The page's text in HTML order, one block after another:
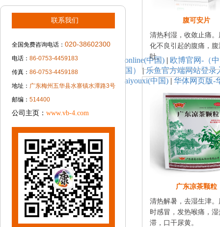
联系我们
全国免费咨询电话： 020-38602300
电话： 86-0753-4459183
传真： 86-0753-4459188
地址： 广东梅州五华县水寨镇水潭路3号
邮编： 514400
公司主页： www.vb-4.com
腹可安片
清热利湿，收敛止痛
化不良引起的腹痛，
吐。
广东凉茶颗粒
清热解暑，去湿生津
时感冒，发热喉痛，湿
滞，口干尿黄。
online(中国) | 欧博官网-（
国）
|乐鱼官方端网站登录
aiyouxi(中国) | 华体网页版-